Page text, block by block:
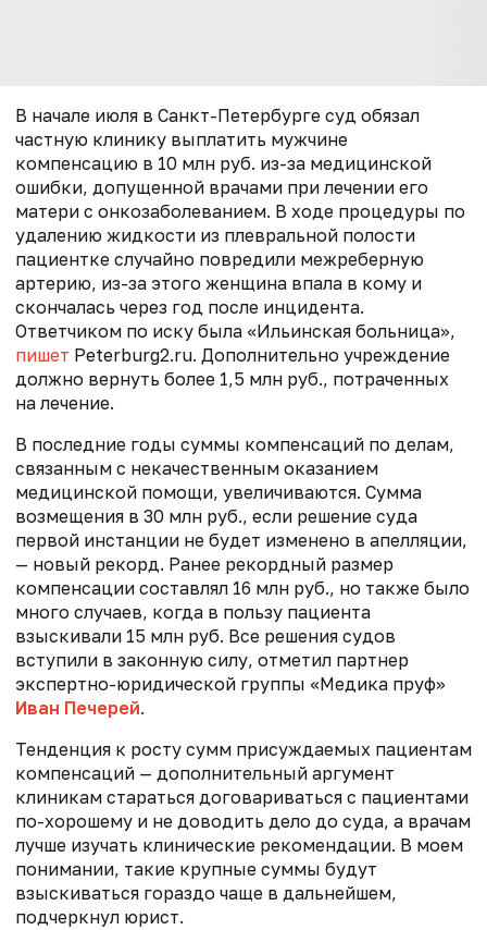
В начале июля в Санкт-Петербурге суд обязал
частную клинику выплатить мужчине
компенсацию в 10 млн руб. из-за медицинской
ошибки, допущенной врачами при лечении его
матери с онкозаболеванием. В ходе процедуры по
удалению жидкости из плевральной полости
пациентке случайно повредили межреберную
артерию, из-за этого женщина впала в кому и
скончалась через год после инцидента.
Ответчиком по иску была «Ильинская больница»,
пишет Peterburg2.ru. Дополнительно учреждение
должно вернуть более 1,5 млн руб., потраченных
на лечение.
В последние годы суммы компенсаций по делам,
связанным с некачественным оказанием
медицинской помощи, увеличиваются. Сумма
возмещения в 30 млн руб., если решение суда
первой инстанции не будет изменено в апелляции,
— новый рекорд. Ранее рекордный размер
компенсации составлял 16 млн руб., но также было
много случаев, когда в пользу пациента
взыскивали 15 млн руб. Все решения судов
вступили в законную силу, отметил партнер
экспертно-юридической группы «Медика пруф»
Иван Печерей.
Тенденция к росту сумм присуждаемых пациентам
компенсаций — дополнительный аргумент
клиникам стараться договариваться с пациентами
по-хорошему и не доводить дело до суда, а врачам
лучше изучать клинические рекомендации. В моем
понимании, такие крупные суммы будут
взыскиваться гораздо чаще в дальнейшем,
подчеркнул юрист.